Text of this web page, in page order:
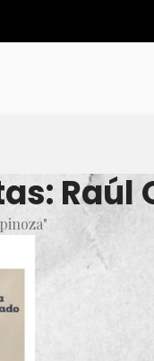
Raúl